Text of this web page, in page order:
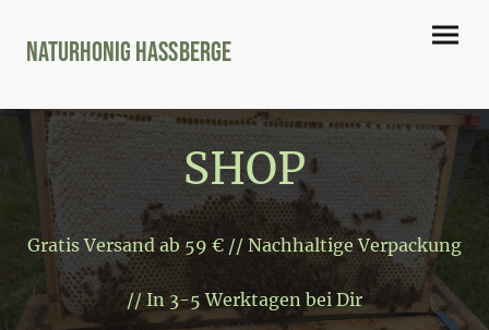
Naturhonig Hassberge
SHOP
Gratis Versand ab 59 € // Nachhaltige Verpackung
// In 3-5 Werktagen bei Dir